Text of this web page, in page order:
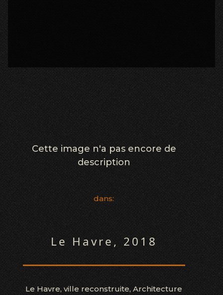
Cette image n'a pas encore de
description
dans:
Le Havre, 2018
Le Havre, ville reconstruite, Architecture